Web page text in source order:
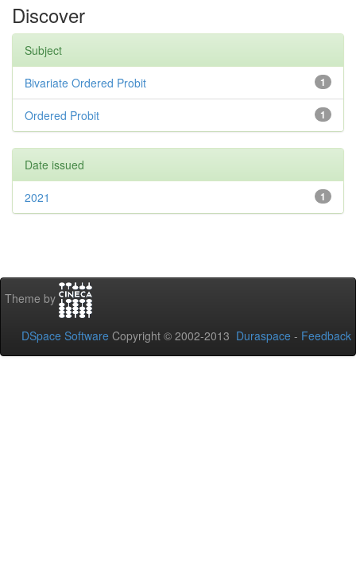
Discover
Subject
1
Bivariate Ordered Probit
1
Ordered Probit
Date issued
1
2021
Theme by
DSpace Software Copyright © 2002-2013 Duraspace - Feedback